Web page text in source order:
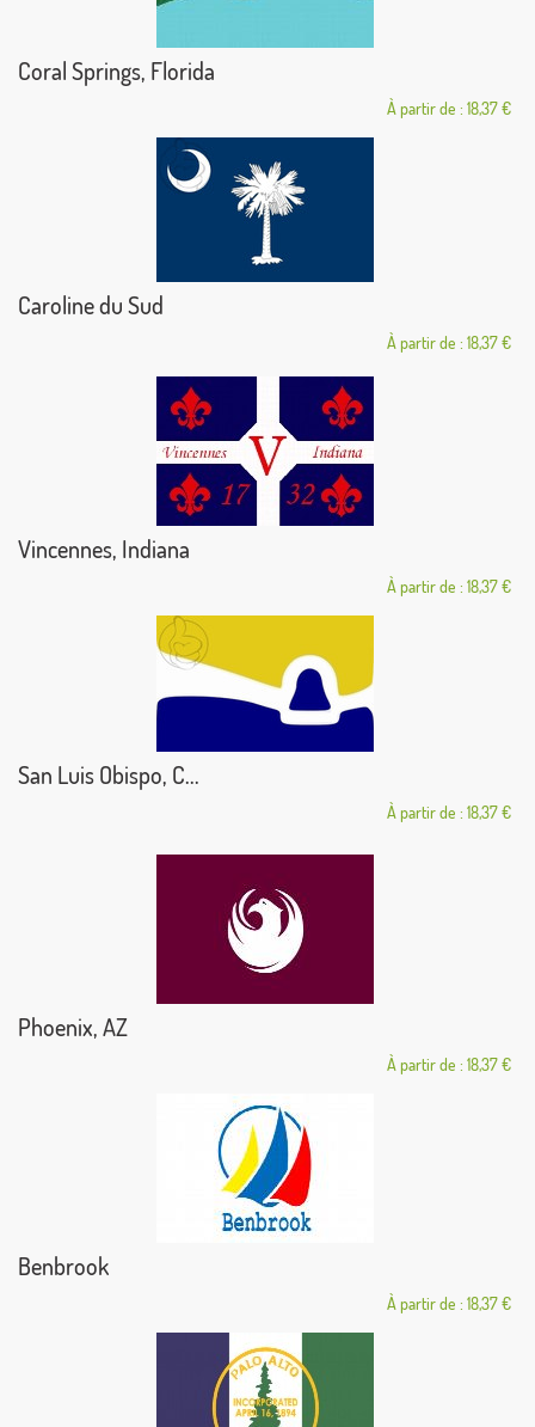
Coral Springs, Florida
À partir de : 18,37 €
Caroline du Sud
À partir de : 18,37 €
Vincennes, Indiana
À partir de : 18,37 €
San Luis Obispo, C...
À partir de : 18,37 €
Phoenix, AZ
À partir de : 18,37 €
Benbrook
À partir de : 18,37 €